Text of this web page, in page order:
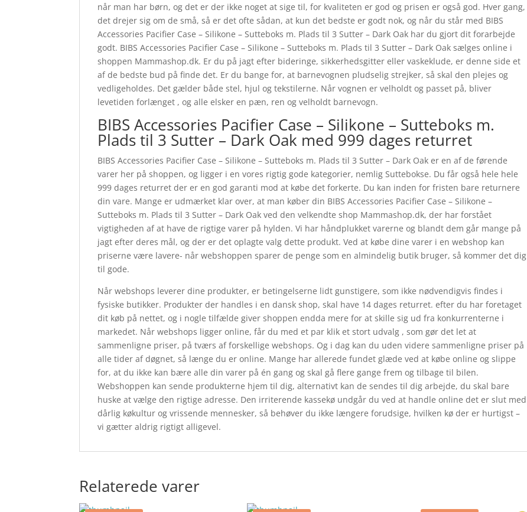
når man har børn, og det er der ikke noget at sige til, for kvaliteten er god og prisen er også god. Hver gang,
det drejer sig om de små, så er det ofte sådan, at kun det bedste er godt nok, og når du står med BIBS
Accessories Pacifier Case – Silikone – Sutteboks m. Plads til 3 Sutter – Dark Oak har du gjort dit forarbejde
godt. BIBS Accessories Pacifier Case – Silikone – Sutteboks m. Plads til 3 Sutter – Dark Oak sælges online i
shoppen Mammashop.dk. Er du på jagt efter bideringe, sikkerhedsgitter eller vaskeklude, er denne side et
af de bedste bud på finde det. Er du bange for, at barnevognen pludselig strejker, så skal den plejes og
vedligeholdes. Det gælder både stel, hjul og tekstilerne. Når vognen er velholdt og passet på, bliver
levetiden forlænget , og alle elsker en pæn, ren og velholdt barnevogn.
BIBS Accessories Pacifier Case – Silikone – Sutteboks m.
Plads til 3 Sutter – Dark Oak med 999 dages returret
BIBS Accessories Pacifier Case – Silikone – Sutteboks m. Plads til 3 Sutter – Dark Oak er en af de førende
varer her på shoppen, og ligger i en vores rigtig gode kategorier, nemlig Suttebokse. Du får også hele hele
999 dages returret der er en god garanti mod at købe det forkerte. Du kan inden for fristen bare returnere
din vare. Mange er udmærket klar over, at man køber din BIBS Accessories Pacifier Case – Silikone –
Sutteboks m. Plads til 3 Sutter – Dark Oak ved den velkendte shop Mammashop.dk, der har forstået
vigtigheden af at have de rigtige varer på hylden. Vi har håndplukket varerne og blandt dem går mange på
jagt efter deres mål, og der er det oplagte valg dette produkt. Ved at købe dine varer i en webshop kan
priserne være lavere- når webshoppen sparer de penge som en almindelig butik bruger, så kommer det dig
til gode.
Når webshops leverer dine produkter, er betingelserne lidt gunstigere, som ikke nødvendigvis findes i
fysiske butikker. Produkter der handles i en dansk shop, skal have 14 dages returret. efter du har foretaget
dit køb på nettet, og i nogle tilfælde giver shoppen endda mere for at skille sig ud fra konkurrenterne i
markedet. Når webshops ligger online, får du med et par klik et stort udvalg , som gør det let at
sammenligne priser, på tværs af forskellige webshops. Og i dag kan du uden videre sammenligne priser på
alle tider af døgnet, så længe du er online. Mange har allerede fundet glæde ved at købe online og slippe
for, at du ikke kan bære alle din varer på én gang og skal gå flere gange frem og tilbage til bilen.
Webshoppen kan sende produkterne hjem til dig, alternativt kan de sendes til dig arbejde, du skal bare
huske at vælge den rigtige adresse. Den irriterende kassekø undgår du ved at handle online det er slut med
dårlig køkultur og vrissende mennesker, så behøver du ikke længere forudsige, hvilken kø der er hurtigst –
vi gætter aldrig rigtigt alligevel.
Relaterede varer